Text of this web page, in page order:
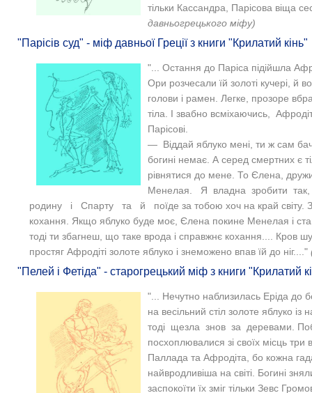
тільки Кассандра, Парісова віща
давньогрецького міфу)
"Парісів суд" - міф давньої Греції з книги "Крилатий кінь"
"... Остання до Паріса підійшла
Ори розчесали їй золоті кучері, й
голови і рамен. Легке, прозоре
тіла. І звабно всміхаючись,
Парісові.
— Віддай яблуко мені, ти ж сам
богині немає. А серед смертних є
рівнятися до мене. То Єлена,
Менелая. Я владна зробити
родину і Спарту та й поїде за тобою хоч на край світу.
кохання. Якщо яблуко буде моє, Єлена покине Менелая і
тоді ти збагнеш, що таке врода і справжнє кохання.... Кров
простяг Афродіті золоте яблуко і знеможено впав їй до ніг...."
"Пелей і Фетіда" - старогрецький міф з книги "Крилатий
"... Нечутно наблизилась Еріда до
на весільний стіл золоте яблуко
тоді щезла знов за деревами.
посхоплювалися зі своїх місць
Паллада та Афродіта, бо кожна
найвродливіша на світі. Богині
заспокоїти їх зміг тільки Зевс